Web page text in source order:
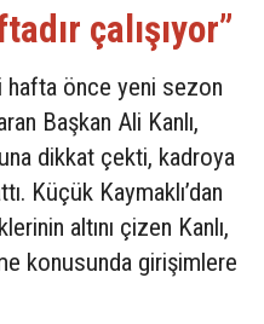
çalışıyor”
hafta önce yeni sezon
Başkan Ali Kanlı,
dikkat çekti, kadroya
Küçük Kaymaklı’dan
altını çizen Kanlı,
konusunda girişimlere